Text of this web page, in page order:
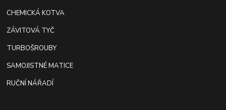
CHEMICKÁ KOTVA
ZÁVITOVÁ TYČ
TURBOŠROUBY
SAMOJISTNÉ MATICE
RUČNÍ NÁŘADÍ